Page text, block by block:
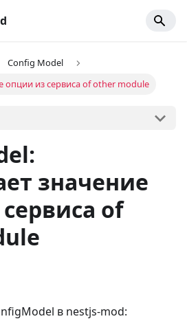
Config Model
опции из сервиса of other module
значение
of
в nestjs-mod: